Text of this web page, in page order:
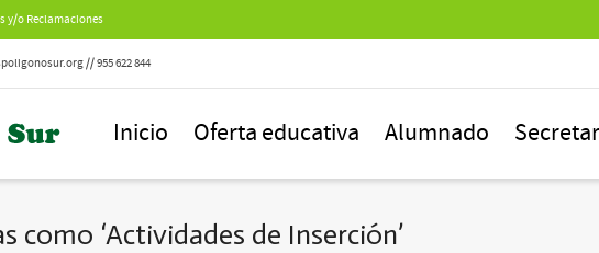
y/o Reclamaciones
// 955 622 844
Inicio Oferta educativa Alumnado
como ‘Actividades de Inserción’